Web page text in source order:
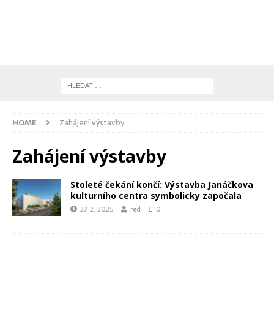
HOME Zahájení výstavby
Zahájení výstavby
Stoleté čekání končí: Výstavba Janáčkova
kulturního centra symbolicky započala
27. 2. 2025 red 0